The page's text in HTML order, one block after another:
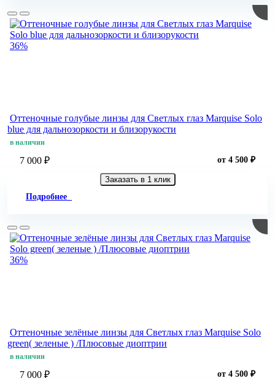
36%
Оттеночные голубые линзы для Светлых глаз Marquise Solo
blue для дальнозоркости и близорукости
в наличии
7 000 ₽ от 4 500 ₽
Заказать в 1 клик
Подробнее
36%
Оттеночные зелёные линзы для Светлых глаз Marquise Solo
green( зеленые ) /Плюсовые диоптрии
в наличии
7 000 ₽ от 4 500 ₽